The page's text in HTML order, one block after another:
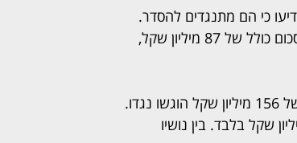
כי הם מתנגדים להסדר.
אפל, שהורשע בעבר בפרשת האי היווני וריצה עונש מאסר, חב כיום לנושיו סכום כולל של 87 מיליון שקל,
אפל מצוי בהליכי פשיטת רגל מאז שנת 2012, לאחר שתביעות חוב בהיקף של 156 מיליון שקל הוגשו נגדו.
שמונה לנכסיו קבע כי מתוך סכום זה הוכרו חובות בסך 87 מיליון שקל בלבד. בין נושיו